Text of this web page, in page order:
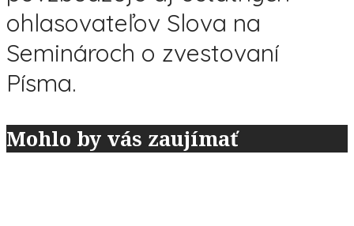
ohlasovateľov Slova na
Seminároch o zvestovaní
Písma.
Mohlo by vás zaujímať